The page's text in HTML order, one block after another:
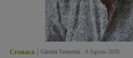
Cronaca Glenda Venturini 6 Agosto 2026